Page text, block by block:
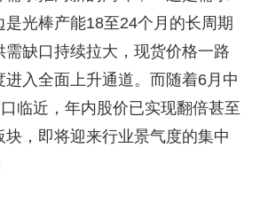
光棒产能18至24个月的长周期
需缺口持续拉大，现货价格一路
入全面上升通道。而随着6月中
临近，年内股价已实现翻倍甚至
，即将迎来行业景气度的集中